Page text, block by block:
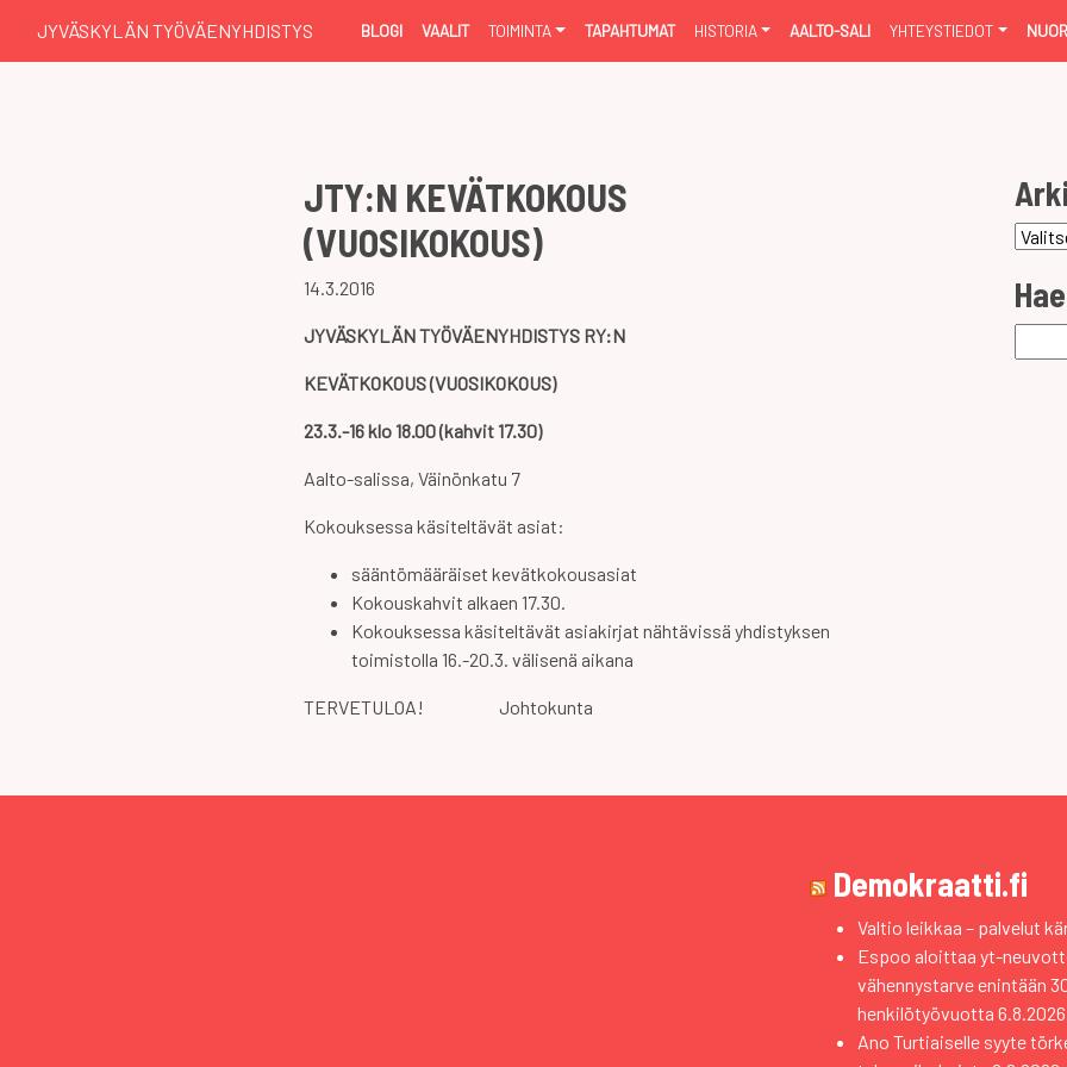
JYVÄSKYLÄN TYÖVÄENYHDISTYS BLOGI VAALIT TOIMINTA TAPAHTUMAT HISTORIA AALTO-SALI YHTEYSTIEDOT
JTY:N KEVÄTKOKOUS
(VUOSIKOKOUS)
14.3.2016
JYVÄSKYLÄN TYÖVÄENYHDISTYS RY:N
KEVÄTKOKOUS (VUOSIKOKOUS)
23.3.-16 klo 18.00 (kahvit 17.30)
Aalto-salissa, Väinönkatu 7
Kokouksessa käsiteltävät asiat:
sääntömääräiset kevätkokousasiat
Kokouskahvit alkaen 17.30.
Kokouksessa käsiteltävät asiakirjat nähtävissä yhdistyksen
toimistolla 16.-20.3. välisenä aikana
TERVETULOA! Johtokunta
Demokraatti.fi
Valtio leikkaa – palvelut
Espoo aloittaa yt-
vähennystarve enintään
henkilötyövuotta 6.8.2026
Ano Turtiaiselle syyte